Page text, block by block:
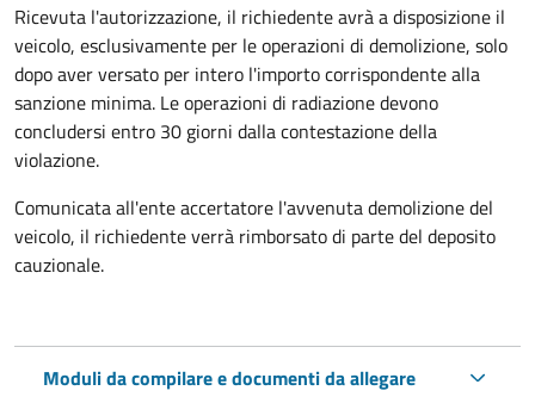
Ricevuta l'autorizzazione, il richiedente avrà a disposizione il
veicolo, esclusivamente per le operazioni di demolizione, solo
dopo aver versato per intero l'importo corrispondente alla
sanzione minima. Le operazioni di radiazione devono
concludersi entro 30 giorni dalla contestazione della
violazione.
Comunicata all'ente accertatore l'avvenuta demolizione del
veicolo, il richiedente verrà rimborsato di parte del deposito
cauzionale.
Moduli da compilare e documenti da allegare